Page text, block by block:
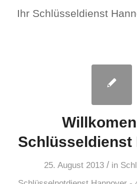
Ihr Schlüsseldienst
Schlüsseldienst
25. August 2013 / in